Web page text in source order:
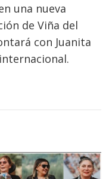
una nueva
de Viña del
con Juanita